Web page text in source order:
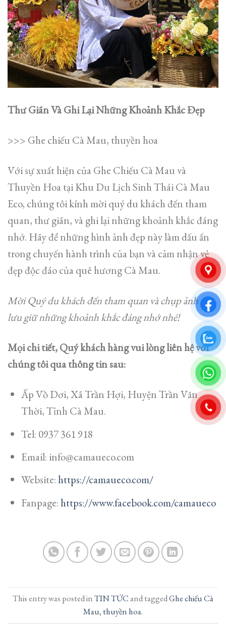
Thư Giãn Và Ghi Lại Những Khoảnh Khắc Đẹp
>>> Ghe chiếu Cà Mau, thuyền hoa
Với sự xuất hiện của Ghe Chiếu Cà Mau và
Thuyền Hoa tại Khu Du Lịch Sinh Thái Cà Mau
Eco, chúng tôi kính mời quý du khách đến tham
quan, thư giãn, và ghi lại những khoảnh khắc đáng
nhớ. Hãy để những hình ảnh đẹp này làm dấu ấn
trong chuyến hành trình của bạn và cảm nhận vẻ
đẹp độc đáo của quê hương Cà Mau.
Mời Quý du khách đến tham quan và chụp ảnh để
lưu giữ những khoảnh khắc đáng nhớ nhé!
Mọi chi tiết, Quý khách hàng vui lòng liên hệ với
chúng tôi qua thông tin sau:
Ấp Vồ Dơi, Xã Trần Hợi, Huyện Trần Văn
Thời, Tỉnh Cà Mau.
Tel: 0937 361 918
Email: info@camaueco.com
Website:https://camaueco.com/
Fanpage:https://www.facebook.com/camaueco
This entry was posted inTIN TỨCand taggedGhe chiếu Cà
Mau, thuyền hoa.